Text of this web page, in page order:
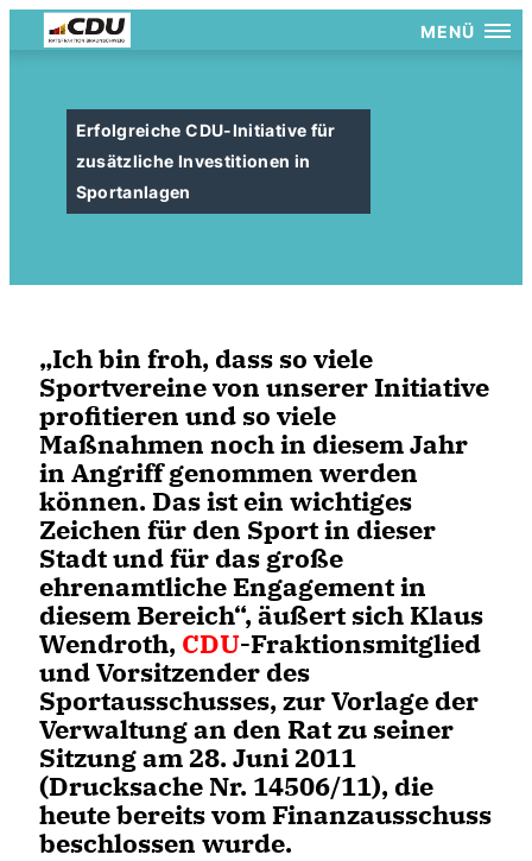
MENÜ
Erfolgreiche CDU-Initiative für
zusätzliche Investitionen in
Sportanlagen
Ich bin froh, dass so viele
Sportvereine von unserer Initiative
profitieren und so viele
Maßnahmen noch in diesem Jahr
in Angriff genommen werden
können. Das ist ein wichtiges
Zeichen für den Sport in dieser
Stadt und für das große
ehrenamtliche Engagement in
diesem Bereich“, äußert sich Klaus
Wendroth, CDU-Fraktionsmitglied
und Vorsitzender des
Sportausschusses, zur Vorlage der
Verwaltung an den Rat zu seiner
Sitzung am 28. Juni 2011
(Drucksache Nr. 14506/11), die
heute bereits vom Finanzausschuss
beschlossen wurde.